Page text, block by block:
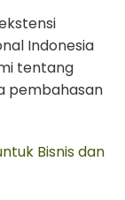
Indonesia
tentang
pembahasan
Bisnis dan